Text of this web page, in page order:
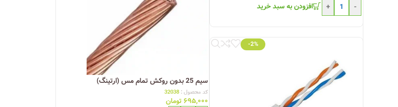
-
+ افزودن به سبد خرید
سیم 25 بدون روکش تمام مس (ارتینگ)
کد محصول :32038
۶۹۵,۰۰۰ تومان
-2%